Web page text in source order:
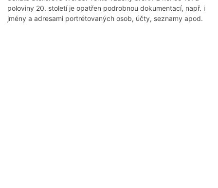
poloviny 20. století je opatřen podrobnou dokumentací, např. i
jmény a adresami portrétovaných osob, účty, seznamy apod.